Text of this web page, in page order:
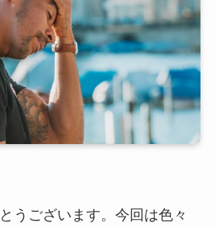
うございます。今回は色々